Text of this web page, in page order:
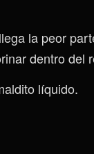
la peor
dentro del
líquido.